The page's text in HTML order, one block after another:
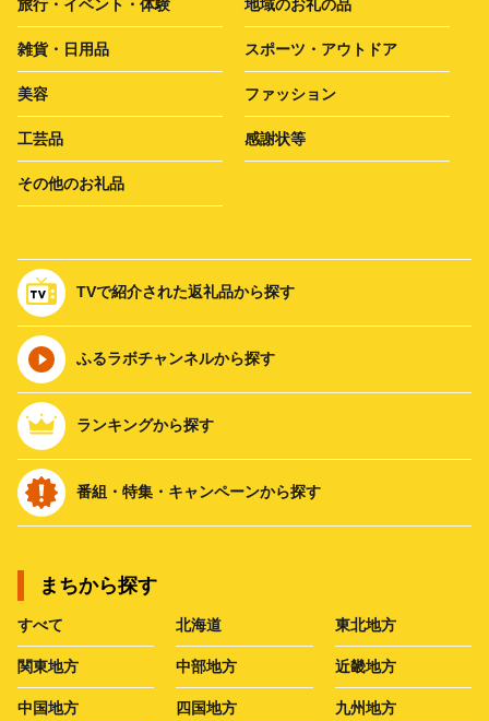
旅行・イベント・体験 地域のお礼の品
雑貨・日用品 スポーツ・アウトドア
美容 ファッション
工芸品 感謝状等
その他のお礼品
TVで紹介された返礼品から探す
ふるラボチャンネルから探す
ランキングから探す
番組・特集・キャンペーンから探す
まちから探す
すべて 北海道 東北地方
関東地方 中部地方 近畿地方
中国地方 四国地方 九州地方